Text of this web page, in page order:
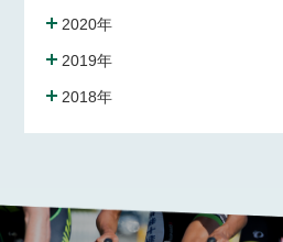
2020年
2019年
2018年